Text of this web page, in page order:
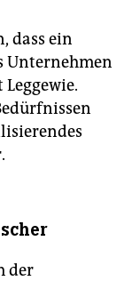
dass ein
Unternehmen
der